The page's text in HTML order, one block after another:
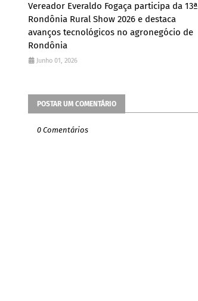
Vereador Everaldo Fogaça participa da 13ª
Rondônia Rural Show 2026 e destaca
avanços tecnológicos no agronegócio de
Rondônia
Junho 01, 2026
POSTAR UM COMENTÁRIO
0 Comentários